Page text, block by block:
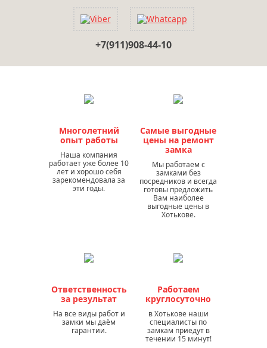
+7(911)908-44-10
Многолетний
опыт работы
Наша компания
работает уже более 10
лет и хорошо себя
зарекомендовала за
эти годы.
Самые выгодные
цены на ремонт
замка
Мы работаем с
замками без
посредников и всегда
готовы предложить
Вам наиболее
выгодные цены в
Хотькове.
Ответственность
за результат
На все виды работ и
замки мы даём
гарантии.
Работаем
круглосуточно
в Хотькове наши
специалисты по
замкам приедут в
течении 15 минут!